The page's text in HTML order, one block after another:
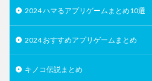
2024 ハマるアプリゲームまとめ10選
2024 おすすめアプリゲームまとめ
キノコ伝説まとめ